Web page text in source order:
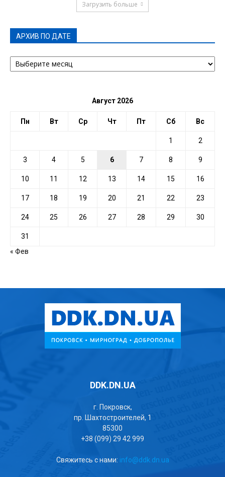
Загрузить больше
АРХИВ ПО ДАТЕ
АРХИВ
ПО
Август 2026
Пн Вт Ср Чт Пт Сб Вс
1 2
3 4 5 6 7 8 9
10 11 12 13 14 15 16
17 18 19 20 21 22 23
24 25 26 27 28 29 30
31
« Фев
DDK.DN.UA
г. Покровск,
пр. Шахтостроителей, 1
85300
+38 (099) 29 42 999
Свяжитесь с нами: info@ddk.dn.ua